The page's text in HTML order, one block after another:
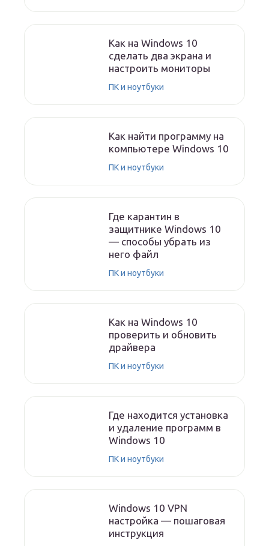
Как на Windows 10
сделать два экрана и
настроить мониторы
ПК и ноутбуки
Как найти программу на
компьютере Windows 10
ПК и ноутбуки
Где карантин в
защитнике Windows 10
— способы убрать из
него файл
ПК и ноутбуки
Как на Windows 10
проверить и обновить
драйвера
ПК и ноутбуки
Где находится установка
и удаление программ в
Windows 10
ПК и ноутбуки
Windows 10 VPN
настройка — пошаговая
инструкция